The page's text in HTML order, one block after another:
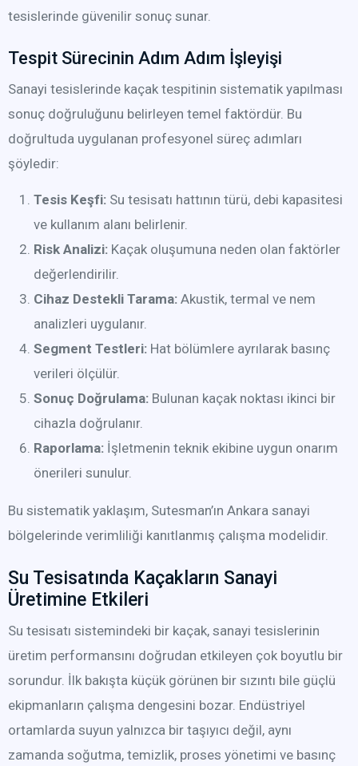
tesislerinde güvenilir sonuç sunar.
Tespit Sürecinin Adım Adım İşleyişi
Sanayi tesislerinde kaçak tespitinin sistematik yapılması
sonuç doğruluğunu belirleyen temel faktördür. Bu
doğrultuda uygulanan profesyonel süreç adımları
şöyledir:
Tesis Keşfi: Su tesisatı hattının türü, debi kapasitesi
ve kullanım alanı belirlenir.
Risk Analizi: Kaçak oluşumuna neden olan faktörler
değerlendirilir.
Cihaz Destekli Tarama: Akustik, termal ve nem
analizleri uygulanır.
Segment Testleri: Hat bölümlere ayrılarak basınç
verileri ölçülür.
Sonuç Doğrulama: Bulunan kaçak noktası ikinci bir
cihazla doğrulanır.
Raporlama: İşletmenin teknik ekibine uygun onarım
önerileri sunulur.
Bu sistematik yaklaşım, Sutesman’ın Ankara sanayi
bölgelerinde verimliliği kanıtlanmış çalışma modelidir.
Su Tesisatında Kaçakların Sanayi
Üretimine Etkileri
Su tesisatı sistemindeki bir kaçak, sanayi tesislerinin
üretim performansını doğrudan etkileyen çok boyutlu bir
sorundur. İlk bakışta küçük görünen bir sızıntı bile güçlü
ekipmanların çalışma dengesini bozar. Endüstriyel
ortamlarda suyun yalnızca bir taşıyıcı değil, aynı
zamanda soğutma, temizlik, proses yönetimi ve basınç